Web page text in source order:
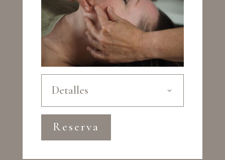
Detalles
Reserva